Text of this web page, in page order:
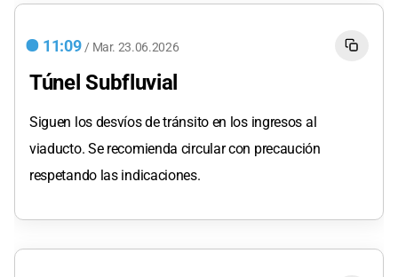
11:09 / Mar. 23.06.2026
Túnel Subfluvial
Siguen los desvíos de tránsito en los ingresos al
viaducto. Se recomienda circular con precaución
respetando las indicaciones.